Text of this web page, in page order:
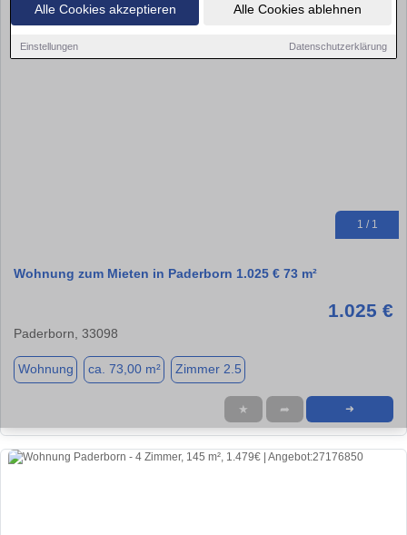
Alle Cookies akzeptieren Alle Cookies ablehnen
Einstellungen Datenschutzerklärung
1 / 1
Wohnung zum Mieten in Paderborn 1.025 € 73 m²
1.025 €
Paderborn, 33098
Wohnung ca. 73,00 m² Zimmer 2.5
★ ➦ ➜